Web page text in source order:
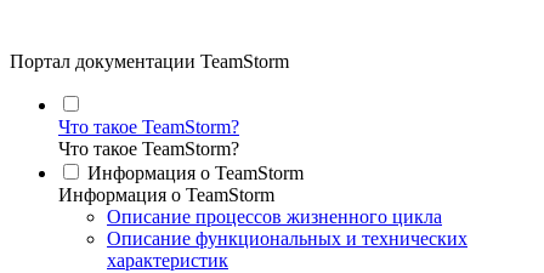
Портал документации TeamStorm
Что такое TeamStorm?
Что такое TeamStorm?
Информация о TeamStorm
Информация о TeamStorm
Описание процессов жизненного цикла
Описание функциональных и технических
характеристик